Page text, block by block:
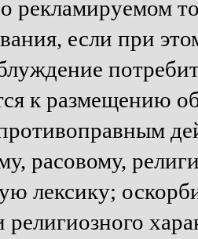
рекламируемом
если при
к размещению
расовому,
лексику;
религиозного